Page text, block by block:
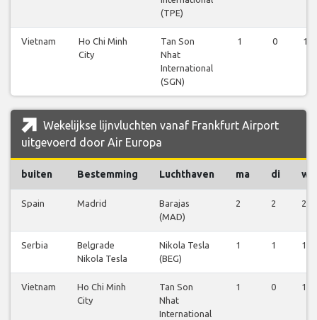
(TPE)
Vietnam
Ho Chi Minh
City
Tan Son
Nhat
International
(SGN)
1 0 1
Wekelijkse lijnvluchten vanaf Frankfurt Airport
uitgevoerd door Air Europa
buiten Bestemming Luchthaven ma di wo
Spain Madrid
Barajas
(MAD)
2 2 2
Serbia
Belgrade
Nikola Tesla
Nikola Tesla
(BEG)
1 1 1
Vietnam
Ho Chi Minh
City
Tan Son
Nhat
International
1 0 1